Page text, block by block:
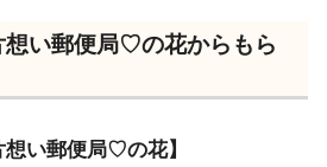
想い郵便局♡の花からもら
想い郵便局♡の花】